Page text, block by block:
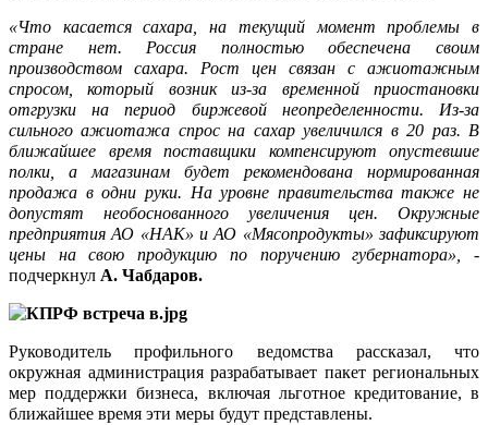
«Что касается сахара, на текущий момент проблемы в
стране нет. Россия полностью обеспечена своим
производством сахара. Рост цен связан с ажиотажным
спросом, который возник из-за временной приостановки
отгрузки на период биржевой неопределенности. Из-за
сильного ажиотажа спрос на сахар увеличился в 20 раз. В
ближайшее время поставщики компенсируют опустевшие
полки, а магазинам будет рекомендована нормированная
продажа в одни руки. На уровне правительства также не
допустят необоснованного увеличения цен. Окружные
предприятия АО «НАК» и АО «Мясопродукты» зафиксируют
цены на свою продукцию по поручению губернатора», -
подчеркнул А. Чабдаров.
Руководитель профильного ведомства рассказал, что
окружная администрация разрабатывает пакет региональных
мер поддержки бизнеса, включая льготное кредитование, в
ближайшее время эти меры будут представлены.